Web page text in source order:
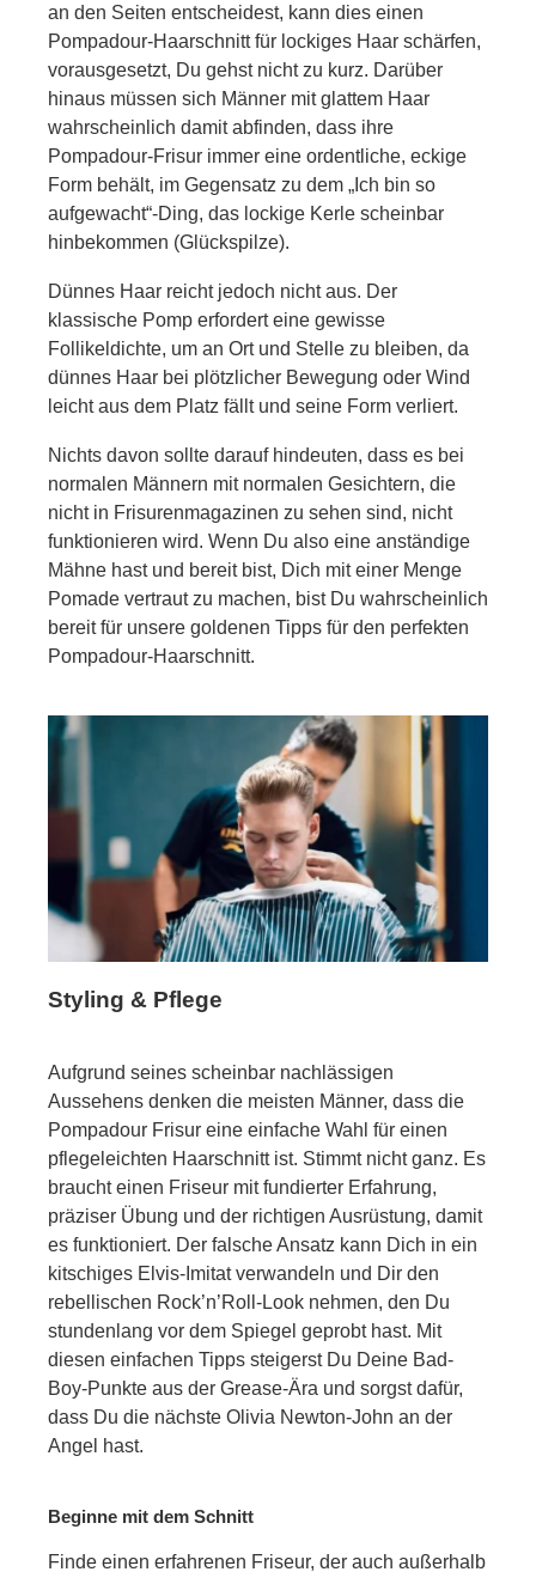
an den Seiten entscheidest, kann dies einen
Pompadour-Haarschnitt für lockiges Haar schärfen,
vorausgesetzt, Du gehst nicht zu kurz. Darüber
hinaus müssen sich Männer mit glattem Haar
wahrscheinlich damit abfinden, dass ihre
Pompadour-Frisur immer eine ordentliche, eckige
Form behält, im Gegensatz zu dem „Ich bin so
aufgewacht“-Ding, das lockige Kerle scheinbar
hinbekommen (Glückspilze).
Dünnes Haar reicht jedoch nicht aus. Der
klassische Pomp erfordert eine gewisse
Follikeldichte, um an Ort und Stelle zu bleiben, da
dünnes Haar bei plötzlicher Bewegung oder Wind
leicht aus dem Platz fällt und seine Form verliert.
Nichts davon sollte darauf hindeuten, dass es bei
normalen Männern mit normalen Gesichtern, die
nicht in Frisurenmagazinen zu sehen sind, nicht
funktionieren wird. Wenn Du also eine anständige
Mähne hast und bereit bist, Dich mit einer Menge
Pomade vertraut zu machen, bist Du wahrscheinlich
bereit für unsere goldenen Tipps für den perfekten
Pompadour-Haarschnitt.
Styling & Pflege
Aufgrund seines scheinbar nachlässigen
Aussehens denken die meisten Männer, dass die
Pompadour Frisur eine einfache Wahl für einen
pflegeleichten Haarschnitt ist. Stimmt nicht ganz. Es
braucht einen Friseur mit fundierter Erfahrung,
präziser Übung und der richtigen Ausrüstung, damit
es funktioniert. Der falsche Ansatz kann Dich in ein
kitschiges Elvis-Imitat verwandeln und Dir den
rebellischen Rock’n’Roll-Look nehmen, den Du
stundenlang vor dem Spiegel geprobt hast. Mit
diesen einfachen Tipps steigerst Du Deine Bad-
Boy-Punkte aus der Grease-Ära und sorgst dafür,
dass Du die nächste Olivia Newton-John an der
Angel hast.
Beginne mit dem Schnitt
Finde einen erfahrenen Friseur, der auch außerhalb